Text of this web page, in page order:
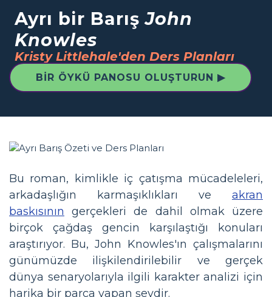
Ayrı bir BarışJohn
Knowles
Kristy Littlehale'den Ders Planları
BIR ÖYKÜ PANOSU OLUŞTURUN ▶
Bu roman, kimlikle iç çatışma mücadeleleri,
arkadaşlığın karmaşıklıkları ve akran
baskısının gerçekleri de dahil olmak üzere
birçok çağdaş gencin karşılaştığı konuları
araştırıyor. Bu, John Knowles'ın çalışmalarını
günümüzde ilişkilendirilebilir ve gerçek
dünya senaryolarıyla ilgili karakter analizi için
harika bir parça yapan şeydir.